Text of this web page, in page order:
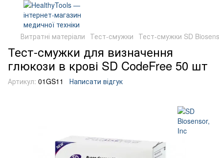
Витратні матеріали Тест-смужки Тест-смужки SD
Тест-смужки для визначення
глюкози в крові SD CodeFree 50 шт
Артикул: 01GS11 Написати відгук